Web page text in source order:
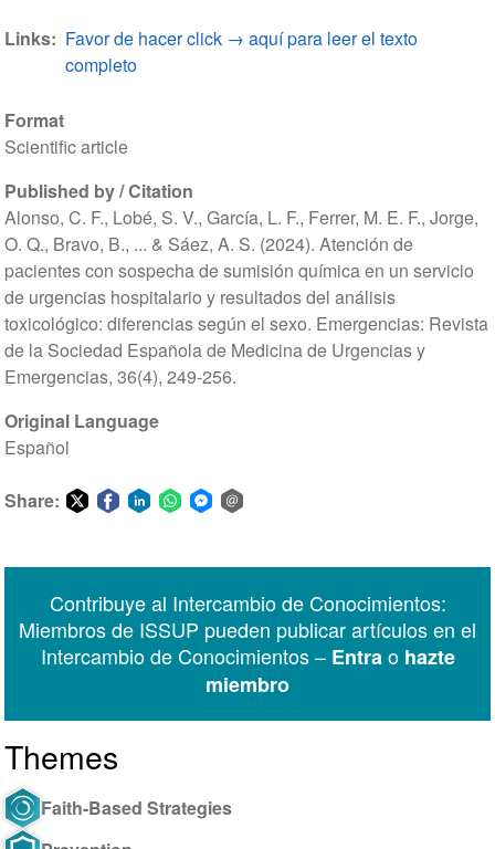
Format
Scientific article
Published by / Citation
Alonso, C. F., Lobé, S. V., García, L. F., Ferrer, M. E. F., Jorge,
O. Q., Bravo, B., ... & Sáez, A. S. (2024). Atención de
pacientes con sospecha de sumisión química en un servicio
de urgencias hospitalario y resultados del análisis
toxicológico: diferencias según el sexo. Emergencias: Revista
de la Sociedad Española de Medicina de Urgencias y
Emergencias, 36(4), 249-256.
Original Language
Español
Share:
Messenger
Links
Favor de hacer click → aquí para leer el texto
completo
Contribuye al Intercambio de Conocimientos:
Miembros de ISSUP pueden publicar artículos en el
Intercambio de Conocimientos – Entrao hazte
miembro
Themes
Faith-Based Strategies